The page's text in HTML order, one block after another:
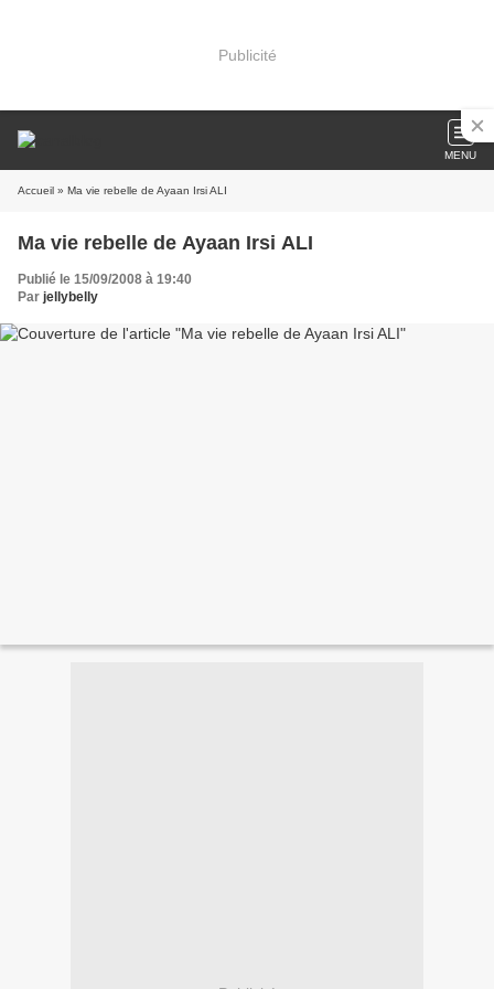
Publicité
MENU
Accueil » Ma vie rebelle de Ayaan Irsi ALI
Ma vie rebelle de Ayaan Irsi ALI
Publié le 15/09/2008 à 19:40
Par jellybelly